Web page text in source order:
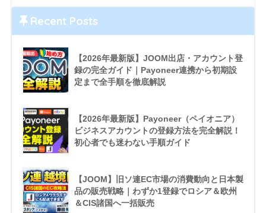
Recent Posts
【2026年最新版】JOOM出店・アカウント登
録の完全ガイド｜Payoneer連携から初期設
定まで全手順を徹底解説
【2026年最新版】Payoneer（ペイオニア）
ビジネスアカウントの登録方法を完全解説！
初心者でも迷わない手順ガイド
【JOOM】旧ソ連EC市場の消費動向と日本製
品の販売戦略｜わずか1登録でロシア＆欧州
＆CIS諸国へ一括販売